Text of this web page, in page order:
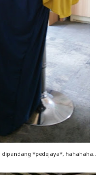
dipandang *pedejaya*, hahahaha..